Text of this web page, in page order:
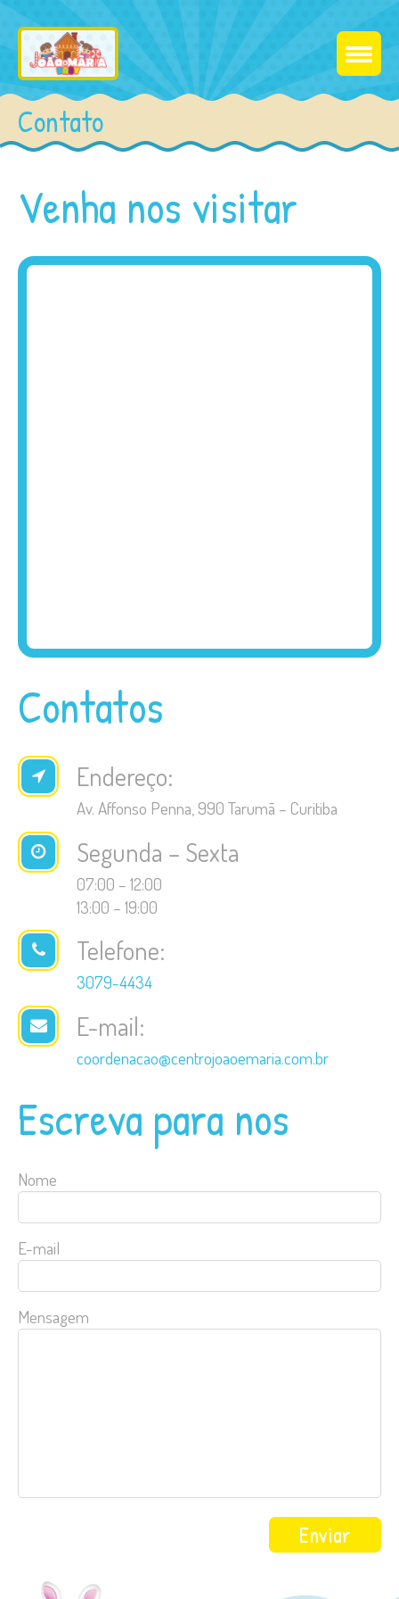
Contato
Venha nos visitar
Contatos
Endereço:
Av. Affonso Penna, 990 Tarumã – Curitiba
Segunda – Sexta
07:00 – 12:00
13:00 – 19:00
Telefone:
3079-4434
E-mail:
coordenacao@centrojoaoemaria.com.br
Escreva para nos
Nome
E-mail
Mensagem